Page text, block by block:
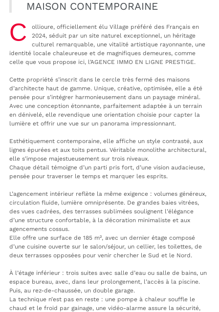
MAISON CONTEMPORAINE
C
ollioure, officiellement élu Village préféré des Français en
2024, séduit par un site naturel exceptionnel, un héritage
culturel remarquable, une vitalité artistique rayonnante, une
identité locale chaleureuse et de magnifiques demeures, comme
celle que vous propose ici, l’AGENCE IMMO EN LIGNE PRESTIGE.
Cette propriété s’inscrit dans le cercle très fermé des maisons
d’architecte haut de gamme. Unique, créative, optimisée, elle a été
pensée pour s’intégrer harmonieusement dans un paysage minéral.
Avec une conception étonnante, parfaitement adaptée à un terrain
en dénivelé, elle revendique une orientation choisie pour capter la
lumière et offrir une vue sur un panorama impressionnant.
Esthétiquement contemporaine, elle affiche un style contrasté, aux
lignes épurées et aux toits pentus. Véritable monolithe architectural,
elle s’impose majestueusement sur trois niveaux.
Chaque détail témoigne d’un parti pris fort, d’une vision audacieuse,
pensée pour traverser le temps et marquer les esprits.
L’agencement intérieur reflète la même exigence : volumes généreux,
circulation fluide, lumière omniprésente. De grandes baies vitrées,
des vues cadrées, des terrasses sublimées soulignent l’élégance
d’une structure confortable, à la décoration minimaliste et aux
agencements cossus.
Elle offre une surface de 185 m², avec un dernier étage composé
d’une cuisine ouverte sur le salon/séjour, un cellier, les toilettes, de
deux terrasses opposées pour venir chercher le Sud et le Nord.
À l’étage inférieur : trois suites avec salle d’eau ou salle de bains, un
espace bureau, avec, dans leur prolongement, l’accès à la piscine.
Puis, au rez-de-chaussée, un double garage.
La technique n’est pas en reste : une pompe à chaleur souffle le
chaud et le froid par gainage, une vidéo-alarme assure la sécurité,